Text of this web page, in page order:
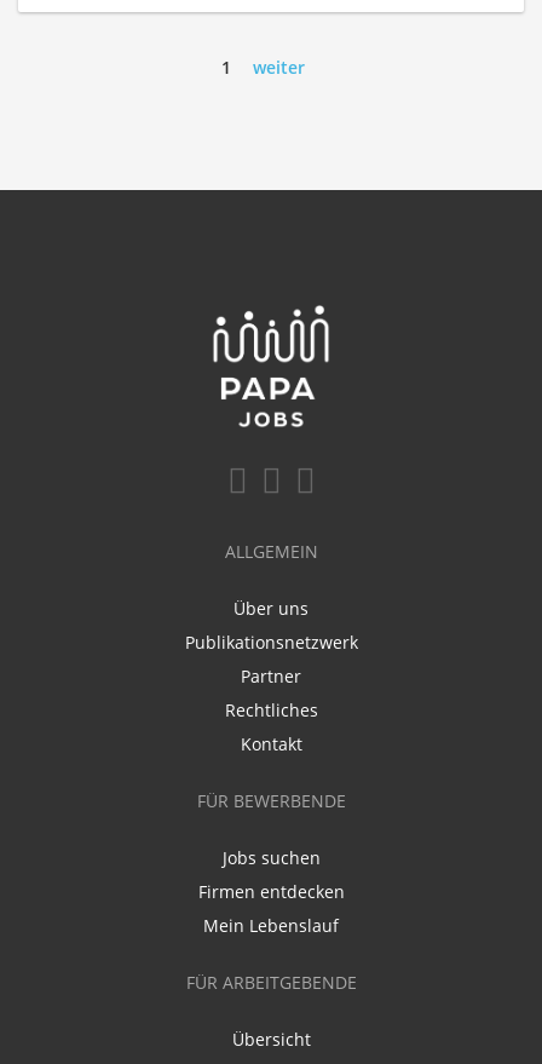
1 weiter
ALLGEMEIN
Über uns
Publikationsnetzwerk
Partner
Rechtliches
Kontakt
FÜR BEWERBENDE
Jobs suchen
Firmen entdecken
Mein Lebenslauf
FÜR ARBEITGEBENDE
Übersicht